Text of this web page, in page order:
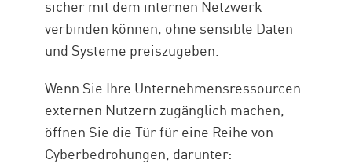
Fernzugriffs-VPN und Check
Point SASE
Ressourcen
sicher mit dem internen Netzwerk
verbinden können, ohne sensible Daten
und Systeme preiszugeben.
Wenn Sie Ihre Unternehmensressourcen
externen Nutzern zugänglich machen,
öffnen Sie die Tür für eine Reihe von
Cyberbedrohungen, darunter: